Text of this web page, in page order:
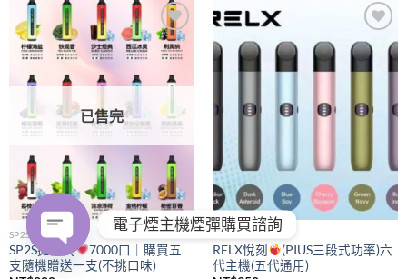
Add to
wishlist
已售完
SP2S
SP2S拋棄式
7000口｜購買五
支隨機贈送一支(不挑口味)
Add to
wishlist
RELX
RELX悅刻
(PIUS三段式功率)六
代主機(五代通用)
電子煙主機煙彈購買諮詢
OPEN